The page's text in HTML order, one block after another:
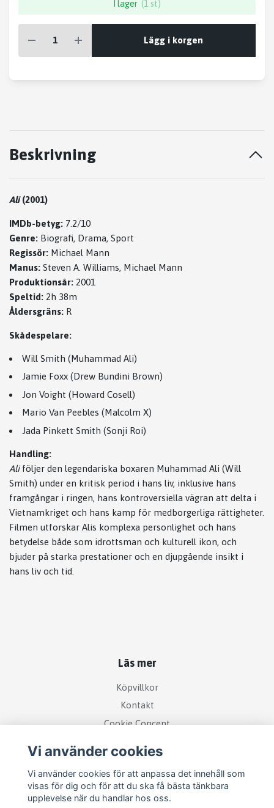
I lager (1 st)
Lägg i korgen
Beskrivning
Ali(2001)
IMDb-betyg: 7.2/10
Genre: Biografi, Drama, Sport
Regissör: Michael Mann
Manus: Steven A. Williams, Michael Mann
Produktionsår: 2001
Speltid: 2h 38m
Åldersgräns: R
Skådespelare:
Will Smith (Muhammad Ali)
Jamie Foxx (Drew Bundini Brown)
Jon Voight (Howard Cosell)
Mario Van Peebles (Malcolm X)
Jada Pinkett Smith (Sonji Roi)
Handling:
Aliföljer den legendariska boxaren Muhammad Ali (Will
Smith) under en kritisk period i hans liv, inklusive hans
framgångar i ringen, hans kontroversiella vägran att delta i
Vietnamkriget och hans kamp för medborgerliga rättigheter.
Filmen utforskar Alis komplexa personlighet och hans
betydelse både som idrottsman och kulturell ikon, och
bjuder på starka prestationer och en djupgående insikt i
hans liv och tid.
Läs mer
Köpvillkor
Kontakt
Cookie Concent
Vi använder cookies
Vi använder cookies för att anpassa det innehåll som
visas för dig och för att du ska få bästa tänkbara
upplevelse när du handlar hos oss.